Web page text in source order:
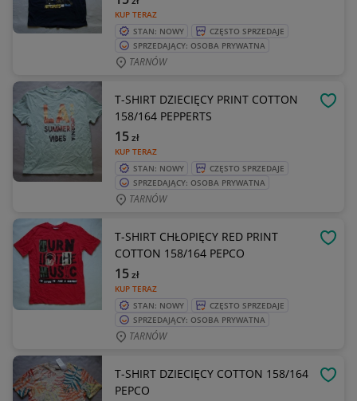
KUP TERAZ
STAN: NOWY
CZĘSTO SPRZEDAJE
SPRZEDAJĄCY: OSOBA PRYWATNA
TARNÓW
T-SHIRT DZIECIĘCY PRINT COTTON
158/164 PEPPERTS
KUP TERAZ
15zł
STAN: NOWY
CZĘSTO SPRZEDAJE
SPRZEDAJĄCY: OSOBA PRYWATNA
TARNÓW
T-SHIRT CHŁOPIĘCY RED PRINT
COTTON 158/164 PEPCO
KUP TERAZ
15zł
STAN: NOWY
CZĘSTO SPRZEDAJE
SPRZEDAJĄCY: OSOBA PRYWATNA
TARNÓW
T-SHIRT DZIECIĘCY COTTON 158/164
PEPCO